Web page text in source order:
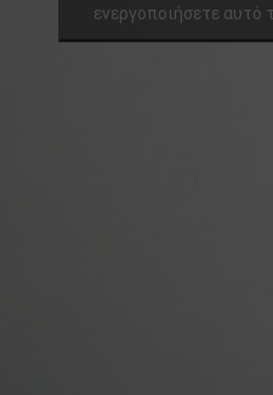
ενεργοποιήσετε αυτό